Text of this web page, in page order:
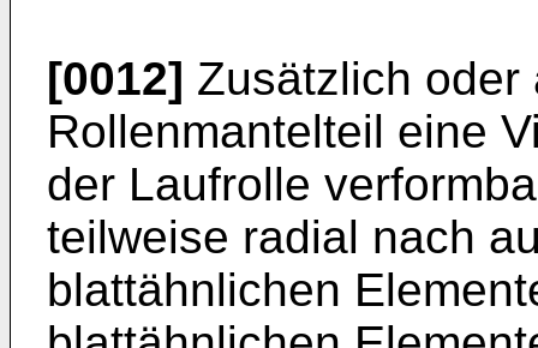
[0012] Zusätzlich oder
Rollenmantelteil eine
der Laufrolle
teilweise radial nach
blattähnlichen